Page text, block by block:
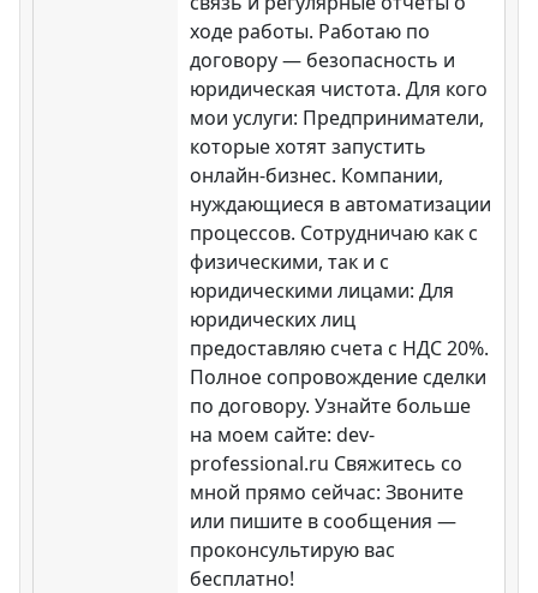
ходе работы. Работаю по
договору — безопасность и
юридическая чистота. Для кого
мои услуги: Предприниматели,
которые хотят запустить
онлайн-бизнес. Компании,
нуждающиеся в автоматизации
процессов. Сотрудничаю как с
физическими, так и с
юридическими лицами: Для
юридических лиц
предоставляю счета с НДС 20%.
Полное сопровождение сделки
по договору. Узнайте больше
на моем сайте: dev-
professional.ru Свяжитесь со
мной прямо сейчас: Звоните
или пишите в сообщения —
проконсультирую вас
бесплатно!